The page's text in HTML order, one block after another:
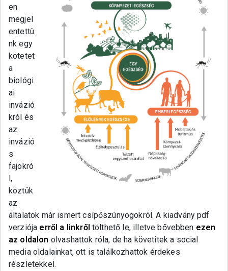
en
megjel
entettü
nk egy
kötetet
a
biológi
ai
invázió
król és
az
invázió
s
fajokró
l,
köztük
az
általatok már ismert csípőszúnyogokról. A kiadvány pdf
verziója erről a linkről tölthető le, illetve bővebben ezen
az oldalon olvashattok róla, de ha követitek a social
media oldalainkat, ott is találkozhattok érdekes
részletekkel.